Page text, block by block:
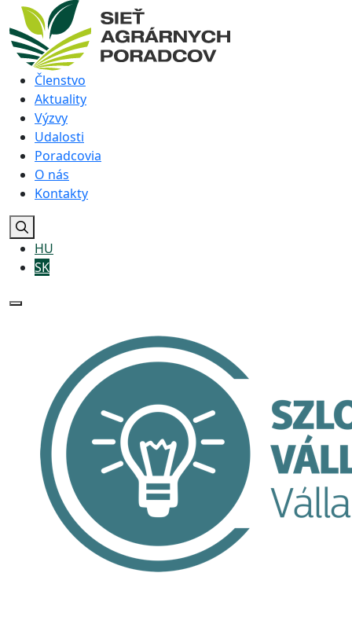
Členstvo
Aktuality
Výzvy
Udalosti
Poradcovia
O nás
Kontakty
HU
SK